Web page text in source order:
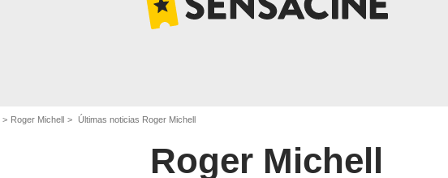
Roger Michell Últimas noticias Roger Michell
Roger Michell